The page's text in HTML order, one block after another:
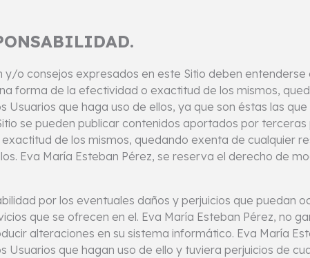
y/o consejos expresados en este Sitio deben
forma de la efectividad o exactitud de los mismos,
que haga uso de ellos, ya que son éstas las
se pueden publicar contenidos aportados por
de los mismos, quedando exenta de cualquier
Eva María Esteban Pérez, se reserva el derecho de
por los eventuales daños y perjuicios que puedan
que se ofrecen en el. Eva María Esteban Pérez, no
alteraciones en su sistema informático. Eva María
que hagan uso de ello y tuviera perjuicios de